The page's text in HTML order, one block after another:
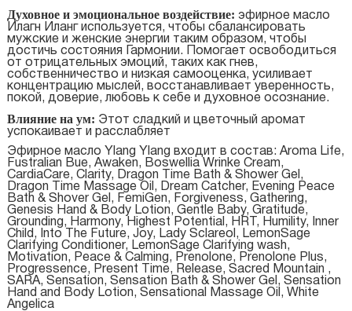
Духовное и эмоциональное воздействие: эфирное масло
Илагн Иланг используется, чтобы сбалансировать
мужские и женские энергии таким образом, чтобы
достичь состояния Гармонии. Помогает освободиться
от отрицательных эмоций, таких как гнев,
собственничество и низкая самооценка, усиливает
концентрацию мыслей, восстанавливает уверенность,
покой, доверие, любовь к себе и духовное осознание.
Влияние на ум: Этот сладкий и цветочный аромат
успокаивает и расслабляет
Эфирное масло Ylang Ylang входит в состав: Aroma Life,
Fustralian Bue, Awaken, Boswellia Wrinke Cream,
CardiaCare, Clarity, Dragon Time Bath & Shower Gel,
Dragon Time Massage Oil, Dream Catcher, Evening Peace
Bath & Shover Gel, FemiGen, Forgiveness, Gathering,
Genesis Hand & Body Lotion, Gentle Baby, Gratitude,
Grounding, Harmony, Highest Potential, HRT, Humility, Inner
Child, Into The Future, Joy, Lady Sclareol, LemonSage
Clarifying Conditioner, LemonSage Clarifying wash,
Motivation, Peace & Calming, Prenolone, Prenolone Plus,
Progressence, Present Time, Release, Sacred Mountain ,
SARA, Sensation, Sensation Bath & Shower Gel, Sensation
Hand and Body Lotion, Sensational Massage Oil, White
Angelica